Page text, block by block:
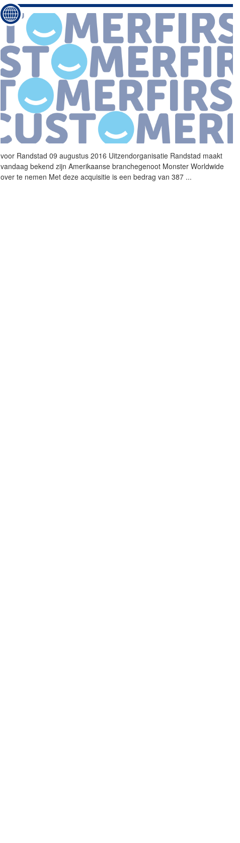
voor Randstad 09 augustus 2016 Uitzendorganisatie Randstad maakt
vandaag bekend zijn Amerikaanse branchegenoot Monster Worldwide
over te nemen Met deze acquisitie is een bedrag van 387 ...